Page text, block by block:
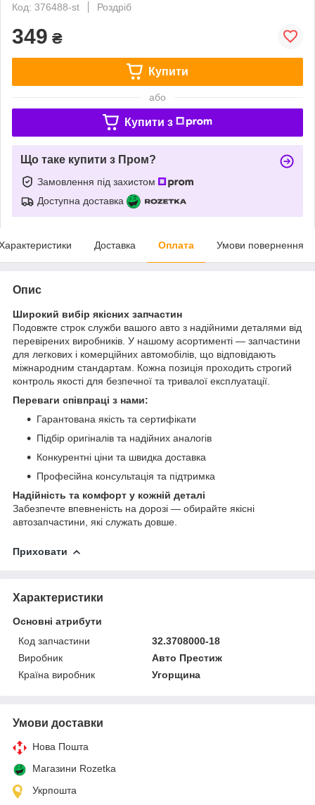
Код: 376488-st
Роздріб
349 ₴
Купити
або
Купити з
Що таке купити з Пром?
Замовлення під захистом
Доступна доставка
Доставка Оплата Умови повернення
Опис
Широкий вибір якісних запчастин
Подовжте строк служби вашого авто з надійними деталями від
перевірених виробників. У нашому асортименті — запчастини
для легкових і комерційних автомобілів, що відповідають
міжнародним стандартам. Кожна позиція проходить строгий
контроль якості для безпечної та тривалої експлуатації.
Переваги співпраці з нами:
Гарантована якість та сертифікати
Підбір оригіналів та надійних аналогів
Конкурентні ціни та швидка доставка
Професійна консультація та підтримка
Надійність та комфорт у кожній деталі
Забезпечте впевненість на дорозі — обирайте якісні
автозапчастини, які служать довше.
Приховати
Характеристики
Основні атрибути
Код запчастини
32.3708000-18
Виробник
Авто Престиж
Країна виробник
Угорщина
Умови доставки
Нова Пошта
Магазини Rozetka
Укрпошта